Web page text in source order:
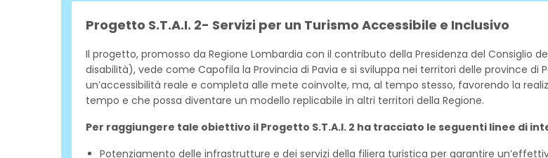
Progetto S.T.A.I. 2- Servizi per un Turismo Accessibile e Inclusivo
Il progetto, promosso da Regione Lombardia con il contributo della Presidenza del Consiglio
disabilità), vede come Capofila la Provincia di Pavia e si sviluppa nei territori delle province di
un’accessibilità reale e completa alle mete coinvolte, ma, al tempo stesso, favorendo la
tempo e che possa diventare un modello replicabile in altri territori della Regione.
Per raggiungere tale obiettivo il Progetto S.T.A.I. 2 ha tracciato le seguenti linee di
Potenziamento delle infrastrutture e dei servizi della filiera turistica per garantire